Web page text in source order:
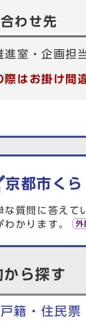
わせ先
進室・企画
際はお掛け間
を探す
京都市く
な質問に答えて
わかります。
から探す
戸籍・住民票